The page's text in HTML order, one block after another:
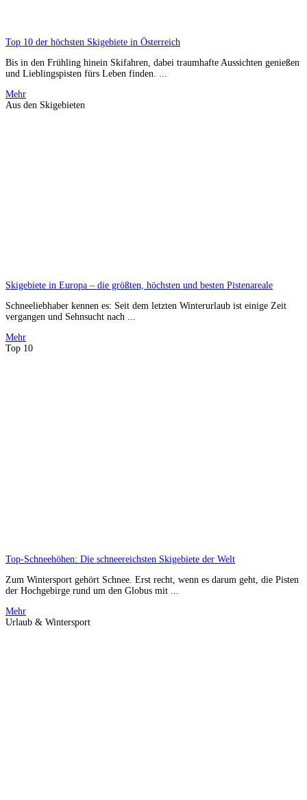
Top 10 der höchsten Skigebiete in Österreich
Bis in den Frühling hinein Skifahren, dabei traumhafte Aussichten genießen
und Lieblingspisten fürs Leben finden. ...
Mehr
Aus den Skigebieten
Skigebiete in Europa – die größten, höchsten und besten Pistenareale
Schneeliebhaber kennen es: Seit dem letzten Winterurlaub ist einige Zeit
vergangen und Sehnsucht nach ...
Mehr
Top 10
Top-Schneehöhen: Die schneereichsten Skigebiete der Welt
Zum Wintersport gehört Schnee. Erst recht, wenn es darum geht, die Pisten
der Hochgebirge rund um den Globus mit ...
Mehr
Urlaub & Wintersport